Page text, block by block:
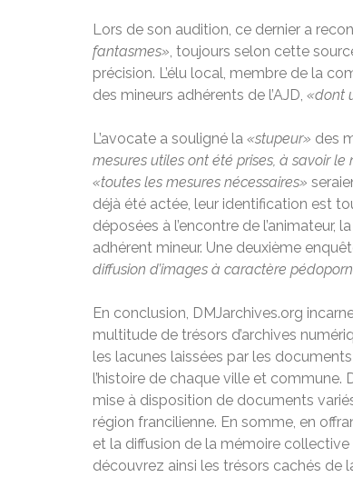
Lors de son audition, ce dernier a
fantasmes», toujours selon cette
précision. L’élu local, membre de la
des mineurs adhérents de l’AJD, «dont
L’avocate a souligné la «stupeur» des
mesures utiles ont été prises, à savoir
«toutes les mesures nécessaires»
déjà été actée, leur identification est
déposées à l’encontre de l’animateur,
adhérent mineur. Une deuxième
diffusion d’images à caractère
En conclusion, DMJarchives.org
multitude de trésors d’archives
les lacunes laissées par les
l’histoire de chaque ville et
mise à disposition de documents
région francilienne. En somme, en
et la diffusion de la mémoire
découvrez ainsi les trésors cachés de